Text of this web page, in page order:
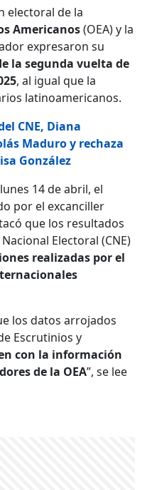
electoral de la
Americanos(OEA) y la
expresaron su
la segunda vuelta de
, al igual que la
latinoamericanos.
CNE, Diana
Maduro y rechaza
González
14 de abril, el
por el excanciller
que los resultados
Electoral (CNE)
realizadas por el
los datos arrojados
Escrutinios y
con la información
de la OEA”, se lee